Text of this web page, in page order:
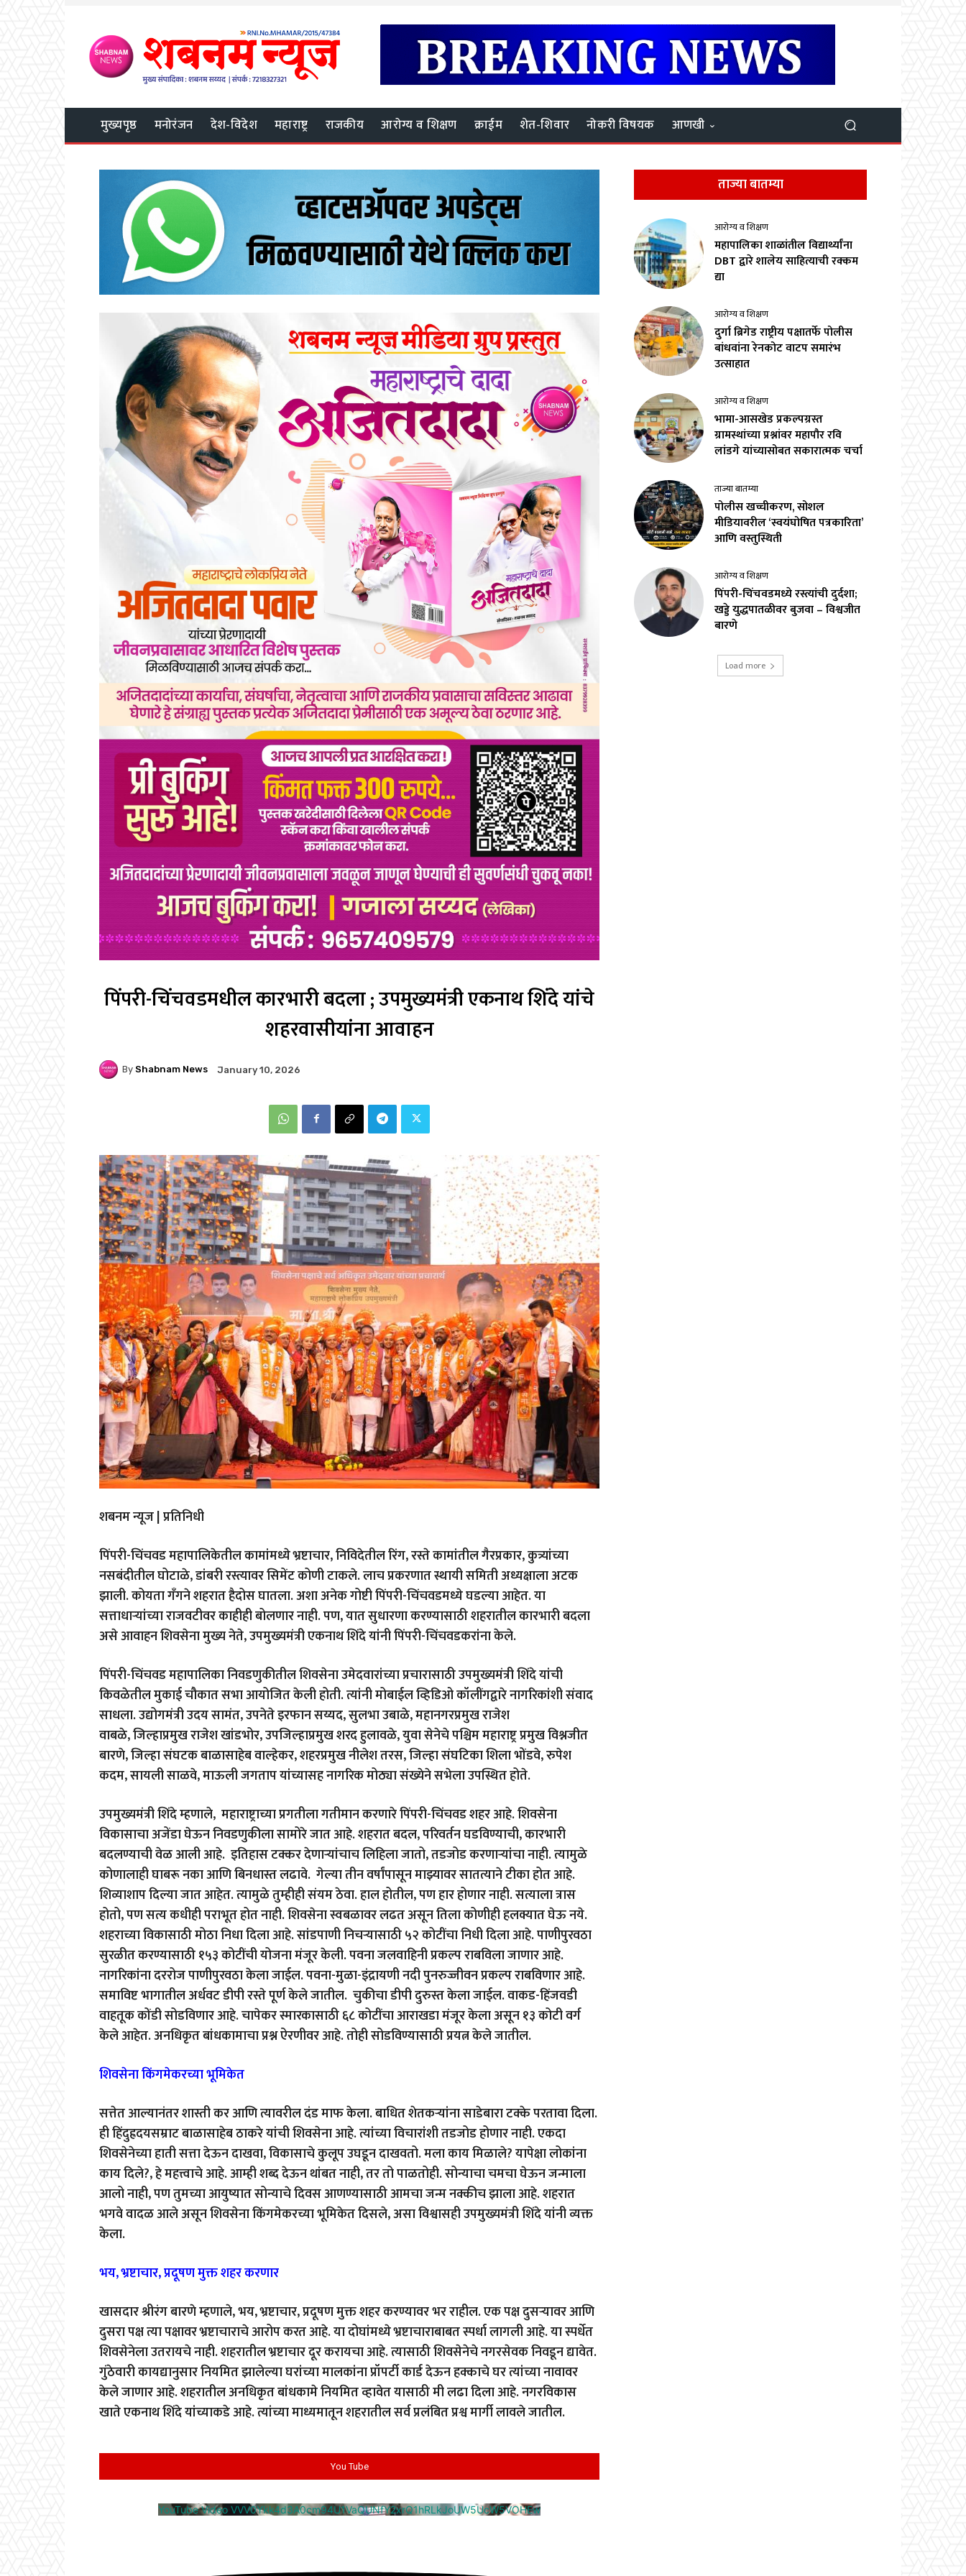
मुख्यपृष्ठ मनोरंजन देश-विदेश महाराष्ट्र राजकीय आरोग्य व शिक्षण क्राईम शेत-शिवार नोकरी विषयक आणखी
पिंपरी-चिंचवडमधील कारभारी बदला ; उपमुख्यमंत्री एकनाथ शिंदे यांचे
शहरवासीयांना आवाहन
By Shabnam News January 10, 2026
शबनम न्यूज | प्रतिनिधी
पिंपरी-चिंचवड महापालिकेतील कामांमध्ये भ्रष्टाचार, निविदेतील रिंग, रस्ते कामांतील गैरप्रकार, कुत्र्यांच्या
नसबंदीतील घोटाळे, डांबरी रस्त्यावर सिमेंट कोणी टाकले. लाच प्रकरणात स्थायी समिती अध्यक्षाला अटक
झाली. कोयता गॅंगने शहरात हैदोस घातला. अशा अनेक गोष्टी पिंपरी-चिंचवडमध्ये घडल्या आहेत. या
सत्ताधाऱ्यांच्या राजवटीवर काहीही बोलणार नाही. पण, यात सुधारणा करण्यासाठी शहरातील कारभारी बदला
असे आवाहन शिवसेना मुख्य नेते, उपमुख्यमंत्री एकनाथ शिंदे यांनी पिंपरी-चिंचवडकरांना केले.
पिंपरी-चिंचवड महापालिका निवडणुकीतील शिवसेना उमेदवारांच्या प्रचारासाठी उपमुख्यमंत्री शिंदे यांची
किवळेतील मुकाई चौकात सभा आयोजित केली होती. त्यांनी मोबाईल व्हिडिओ कॉलींगद्वारे नागरिकांशी संवाद
साधला. उद्योगमंत्री उदय सामंत, उपनेते इरफान सय्यद, सुलभा उबाळे, महानगरप्रमुख राजेश
वाबळे, जिल्हाप्रमुख राजेश खांडभोर, उपजिल्हाप्रमुख शरद हुलावळे, युवा सेनेचे पश्चिम महाराष्ट्र प्रमुख विश्नजीत
बारणे, जिल्हा संघटक बाळासाहेब वाल्हेकर, शहरप्रमुख नीलेश तरस, जिल्हा संघटिका शिला भोंडवे, रुपेश
कदम, सायली साळवे, माऊली जगताप यांच्यासह नागरिक मोठ्या संख्येने सभेला उपस्थित होते.
उपमुख्यमंत्री शिंदे म्हणाले, महाराष्ट्राच्या प्रगतीला गतीमान करणारे पिंपरी-चिंचवड शहर आहे. शिवसेना
विकासाचा अजेंडा घेऊन निवडणुकीला सामोरे जात आहे. शहरात बदल, परिवर्तन घडविण्याची, कारभारी
बदलण्याची वेळ आली आहे. इतिहास टक्कर देणाऱ्यांचाच लिहिला जातो, तडजोड करणाऱ्यांचा नाही. त्यामुळे
कोणालाही घाबरू नका आणि बिनधास्त लढावे. गेल्या तीन वर्षांपासून माझ्यावर सातत्याने टीका होत आहे.
शिव्याशाप दिल्या जात आहेत. त्यामुळे तुम्हीही संयम ठेवा. हाल होतील, पण हार होणार नाही. सत्याला त्रास
होतो, पण सत्य कधीही पराभूत होत नाही. शिवसेना स्वबळावर लढत असून तिला कोणीही हलक्यात घेऊ नये.
शहराच्या विकासाठी मोठा निधा दिला आहे. सांडपाणी निचऱ्यासाठी ५२ कोटींचा निधी दिला आहे. पाणीपुरवठा
सुरळीत करण्यासाठी १५३ कोटींची योजना मंजूर केली. पवना जलवाहिनी प्रकल्प राबविला जाणार आहे.
नागरिकांना दररोज पाणीपुरवठा केला जाईल. पवना-मुळा-इंद्रायणी नदी पुनरुज्जीवन प्रकल्प राबविणार आहे.
समाविष्ट भागातील अर्धवट डीपी रस्ते पूर्ण केले जातील. चुकीचा डीपी दुरुस्त केला जाईल. वाकड-हिंजवडी
वाहतूक कोंडी सोडविणार आहे. चापेकर स्मारकासाठी ६८ कोटींचा आराखडा मंजूर केला असून १३ कोटी वर्ग
केले आहेत. अनधिकृत बांधकामाचा प्रश्न ऐरणीवर आहे. तोही सोडविण्यासाठी प्रयत्न केले जातील.
शिवसेना किंगमेकरच्या भूमिकेत
सत्तेत आल्यानंतर शास्ती कर आणि त्यावरील दंड माफ केला. बाधित शेतकऱ्यांना साडेबारा टक्के परतावा दिला.
ही हिंदुह्रदयसम्राट बाळासाहेब ठाकरे यांची शिवसेना आहे. त्यांच्या विचारांशी तडजोड होणार नाही. एकदा
शिवसेनेच्या हाती सत्ता देऊन दाखवा, विकासाचे कुलूप उघडून दाखवतो. मला काय मिळाले? यापेक्षा लोकांना
काय दिले?, हे महत्त्वाचे आहे. आम्ही शब्द देऊन थांबत नाही, तर तो पाळतोही. सोन्याचा चमचा घेऊन जन्माला
आलो नाही, पण तुमच्या आयुष्यात सोन्याचे दिवस आणण्यासाठी आमचा जन्म नक्कीच झाला आहे. शहरात
भगवे वादळ आले असून शिवसेना किंगमेकरच्या भूमिकेत दिसले, असा विश्वासही उपमुख्यमंत्री शिंदे यांनी व्यक्त
केला.
भय, भ्रष्टाचार, प्रदूषण मुक्त शहर करणार
खासदार श्रीरंग बारणे म्हणाले, भय, भ्रष्टाचार, प्रदूषण मुक्त शहर करण्यावर भर राहील. एक पक्ष दुसऱ्यावर आणि
दुसरा पक्ष त्या पक्षावर भ्रष्टाचाराचे आरोप करत आहे. या दोघांमध्ये भ्रष्टाचाराबाबत स्पर्धा लागली आहे. या स्पर्धेत
शिवसेनेला उतरायचे नाही. शहरातील भ्रष्टाचार दूर करायचा आहे. त्यासाठी शिवसेनेचे नगरसेवक निवडून द्यावेत.
गुंठेवारी कायद्यानुसार नियमित झालेल्या घरांच्या मालकांना प्रॉपर्टी कार्ड देऊन हक्काचे घर त्यांच्या नावावर
केले जाणार आहे. शहरातील अनधिकृत बांधकामे नियमित व्हावेत यासाठी मी लढा दिला आहे. नगरविकास
खाते एकनाथ शिंदे यांच्याकडे आहे. त्यांच्या माध्यमातून शहरातील सर्व प्रलंबित प्रश्व मार्गी लावले जातील.
You Tube
YouTube Video VVV0Ykk4d3A0cm94U1VaQUNfY2xrQ1hRLkJoUW5UcW5VOHEw
ताज्या बातम्या
आरोग्य व शिक्षण
महापालिका शाळांतील विद्यार्थ्यांना
DBT द्वारे शालेय साहित्याची रक्कम
द्या
आरोग्य व शिक्षण
दुर्गा ब्रिगेड राष्ट्रीय पक्षातर्फे पोलीस
बांधवांना रेनकोट वाटप समारंभ
उत्साहात
आरोग्य व शिक्षण
भामा-आसखेड प्रकल्पग्रस्त
ग्रामस्थांच्या प्रश्नांवर महापौर रवि
लांडगे यांच्यासोबत सकारात्मक चर्चा
ताज्या बातम्या
पोलीस खच्चीकरण, सोशल
मीडियावरील ‘स्वयंघोषित पत्रकारिता’
आणि वस्तुस्थिती
आरोग्य व शिक्षण
पिंपरी-चिंचवडमध्ये रस्त्यांची दुर्दशा;
खड्डे युद्धपातळीवर बुजवा – विश्वजीत
बारणे
Load more